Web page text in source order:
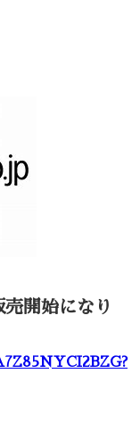
開始になり